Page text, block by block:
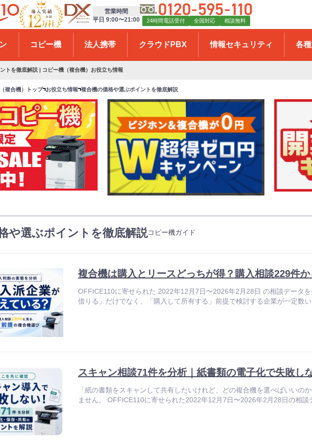
営業時間
平日 9:00〜21:00
24時間電話受付 全国対応 相談無料
コピー機 法人携帯 クラウドPBX 情報セキュリティ 各
トを徹底解説 | コピー機（複合機）お役立ち情報
複合機）トップ お役立ち情報 複合機の価格や選ぶポイントを徹底解説
ビ
ネ
ォ
ン
購
ピ
機
0
万
円
起
ィ
設
ペ
ン
や選ぶポイントを徹底解説コピー機ガイド
複合機は購入とリースどっちが得？購入相談229件
OFFICE110に寄せられた 2022年12月7日〜2026年2月28日 の相談データ
借りる」だけでなく、「購入して所有する」前提で検討する企業が一定数
スキャン相談71件を分析｜紙書類の電子化で失敗し
「紙の書類をスキャンして共有したいけれど、どの複合機を選べばいいの
ません。 OFFICE110に寄せられた2022年12月7日〜2026年2月28日の相談